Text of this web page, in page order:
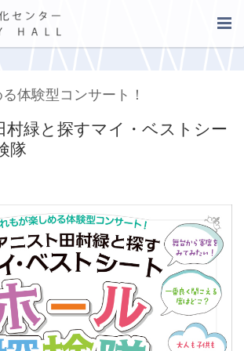
体験型コンサート！
村緑と探すマイ・ベストシー
隊